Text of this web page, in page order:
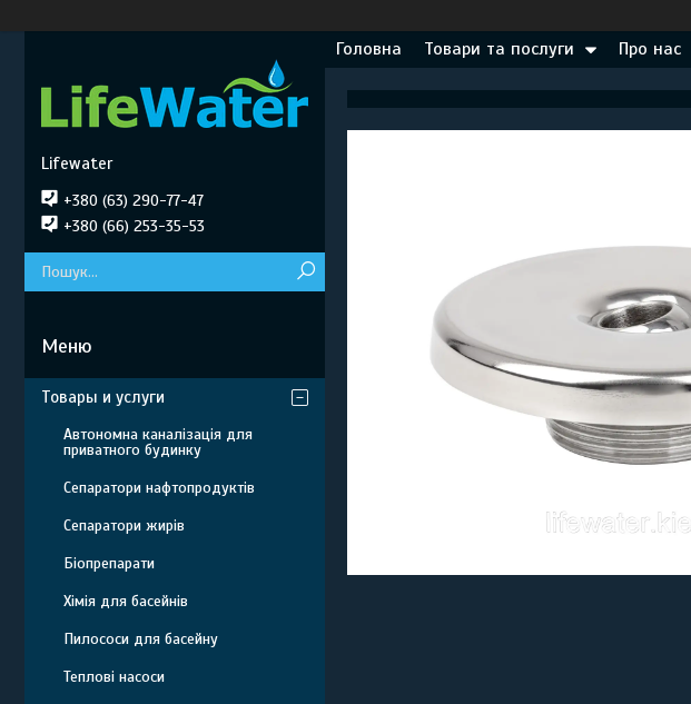
Головна Товари та послуги Про нас
Lifewater
+380 (63) 290-77-47
+380 (66) 253-35-53
Товары и услуги
Автономна каналізація для
приватного будинку
Сепаратори нафтопродуктів
Сепаратори жирів
Біопрепарати
Хімія для басейнів
Пилососи для басейну
Теплові насоси